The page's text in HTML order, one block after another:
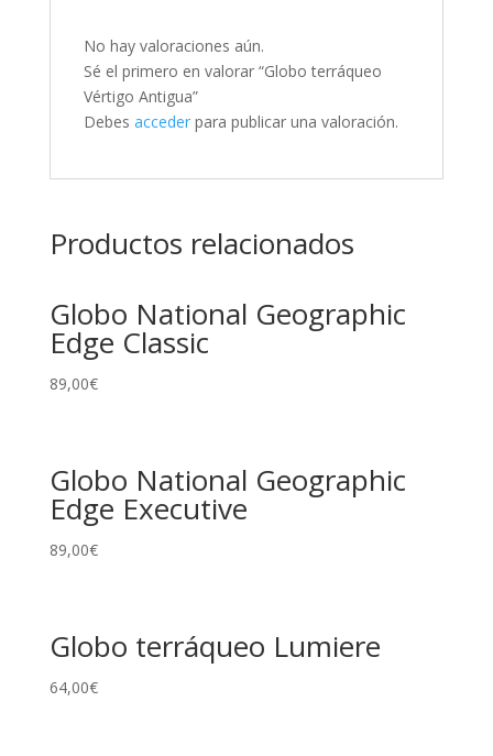
No hay valoraciones aún.
Sé el primero en valorar “Globo terráqueo
Vértigo Antigua”
Debes accederpara publicar una valoración.
Productos relacionados
Globo National Geographic
Edge Classic
89,00€
Globo National Geographic
Edge Executive
89,00€
Globo terráqueo Lumiere
64,00€